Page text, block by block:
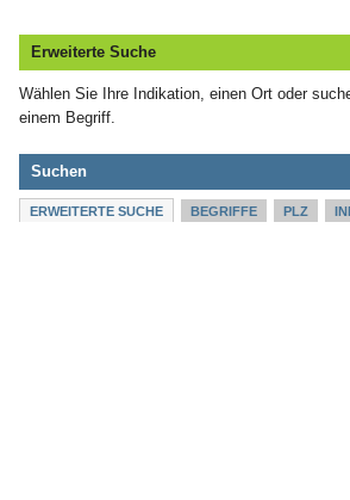
Erweiterte Suche
Wählen Sie Ihre Indikation, einen Ort oder
einem Begriff.
Suchen
ERWEITERTE SUCHE BEGRIFFE PLZ